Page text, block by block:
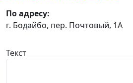
По адресу:
г. Бодайбо, пер. Почтовый, 1А
Текст